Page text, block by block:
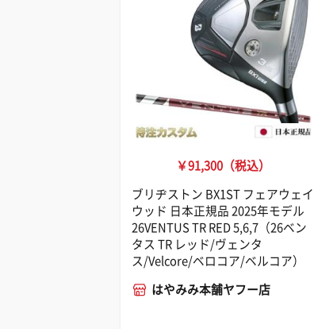
￥91,300（税込）
ブリヂストン BX1ST フェアウェイ
ウッド 日本正規品 2025年モデル
26VENTUS TR RED 5,6,7（26ベン
タス TR レッド/ヴェンタ
ス/Velcore/ベロコア/ベルコア）
はやみみ本舗ヤフー店